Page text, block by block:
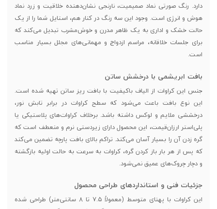
دارد. رنگ صورتی نماد صمیمیت، نارنجی نشان‌دهنده خلاقیت و زرد نماد
هوش و انرژی است. وجود این سه رنگ در کنار هم، استایل شما را از یک
حالت خشک و اداری به یک ظاهر مدرن و خوش‌مشرب تبدیل می‌کند که
برای جلسات خلاقانه، مراسم ازدواج و مهمانی‌های مجلل بسیار مناسب
است.
بافت ابریشمی با درخشش ساتن
جنس این کراوات از الیاف باکیفیت با بافت ریز ساتن تهیه شده است.
این نوع بافت باعث می‌شود که سطح کراوات در برابر تابش نور،
درخششی ملایم و لوکس داشته باشد. برخلاف کراوات‌های پلاستیکی یا
پلی‌استر ارزان‌قیمت، این محصول دارای زیردستی نرم و منعطف است که
گره زدن آن را بسیار آسان می‌کند. تراکم بالای بافت پارچه تضمین می‌کند
که پس از هر بار باز کردن گره، کراوات به سرعت به حالت اولیه بازگشته
و دچار چروک‌های عمیق نمی‌شود.
جزئیات فنی و استانداردهای طراحی محصول
این کراوات با پهنای متوسط (معمولاً ۷.۵ تا ۸ سانتی‌متر) طراحی شده